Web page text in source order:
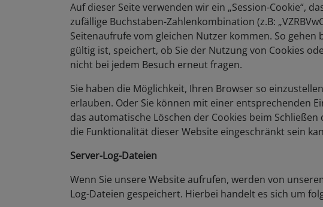
Auf dieser Seite verwenden wir ein „Session-Cookie“,
zufällige Buchstaben-Zahlenkombination (z.B:
Seitenaufrufe vom gleichen Nutzer kommen. So gehen
gültig ist, speichert, ob Sie der Nutzung von Cookies
nicht bei jedem Besuch erneut fragen.
Sie haben die Möglichkeit, Ihren Browser so
erlauben. Oder Sie können mit einer entsprechenden
das automatische Löschen der Cookies beim
die Funktionalität dieser Website eingeschränkt sein
Server-Log-Dateien
Wenn Sie unsere Website aufrufen, werden von
Log-Dateien gespeichert. Hierbei handelt es sich um